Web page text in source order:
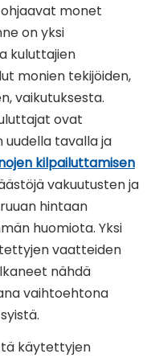
monet
on yksi
kuluttajien
monien tekijöiden,
vaikutuksesta.
ovat
tavalla ja
kilpailuttamisen
vakuutusten ja
hintaan
huomiota. Yksi
vaatteiden
nähdä
vaihtoehtona
käytettyjen